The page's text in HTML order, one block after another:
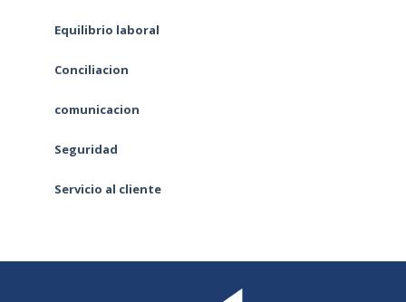
Equilibrio laboral
Conciliacion
comunicacion
Seguridad
Servicio al cliente